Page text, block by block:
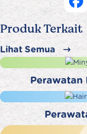
Produk Terkait
Lihat Semua
Perawatan